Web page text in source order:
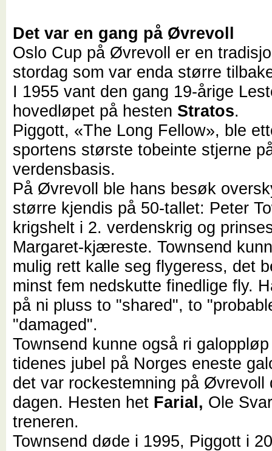
Det var en gang på Øvrevoll
Oslo Cup på Øvrevoll er en
stordag som var enda større
I 1955 vant den gang 19-årige
hovedløpet på hesten Stratos.
Piggott, «The Long Fellow», ble
sportens største tobeinte stjerne
verdensbasis.
På Øvrevoll ble hans besøk
større kjendis på 50-tallet: Peter
krigshelt i 2. verdenskrig og
Margaret-kjæreste. Townsend
mulig rett kalle seg flygeress, det
minst fem nedskutte finedlige fly.
på ni pluss to "shared", to
"damaged".
Townsend kunne også ri
tidenes jubel på Norges eneste
det var rockestemning på Øvrevoll
dagen. Hesten het Farial, Ole
treneren.
Townsend døde i 1995, Piggott i